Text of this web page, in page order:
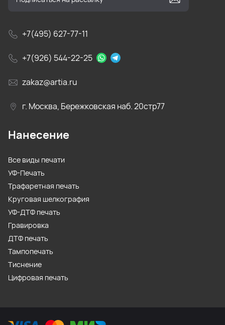
+7(495) 627-77-11
+7(926) 544-22-25
zakaz@artia.ru
г. Москва, Бережковская наб. 20стр77
Нанесение
Все виды печати
УФ-Печать
Трафаретная печать
Круговая шелкография
УФ-ДТФ печать
Гравировка
ДТФ печать
Тампопечать
Тиснение
Цифровая печать